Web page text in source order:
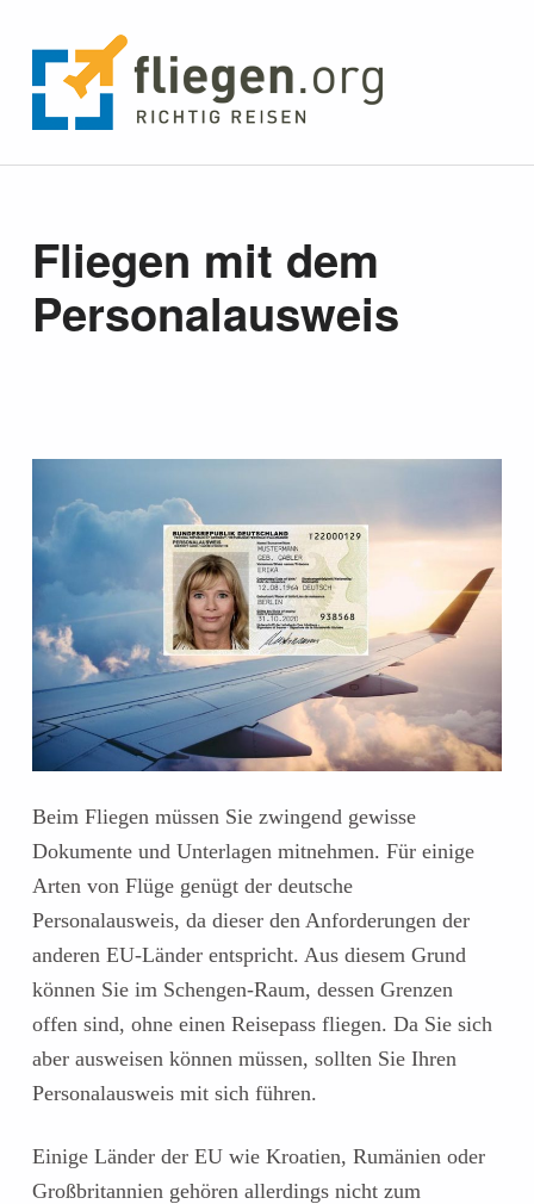
Fliegen mit dem
Personalausweis
Beim Fliegen müssen Sie zwingend gewisse
Dokumente und Unterlagen mitnehmen. Für einige
Arten von Flüge genügt der deutsche
Personalausweis, da dieser den Anforderungen der
anderen EU-Länder entspricht. Aus diesem Grund
können Sie im Schengen-Raum, dessen Grenzen
offen sind, ohne einen Reisepass fliegen. Da Sie sich
aber ausweisen können müssen, sollten Sie Ihren
Personalausweis mit sich führen.
Einige Länder der EU wie Kroatien, Rumänien oder
Großbritannien gehören allerdings nicht zum